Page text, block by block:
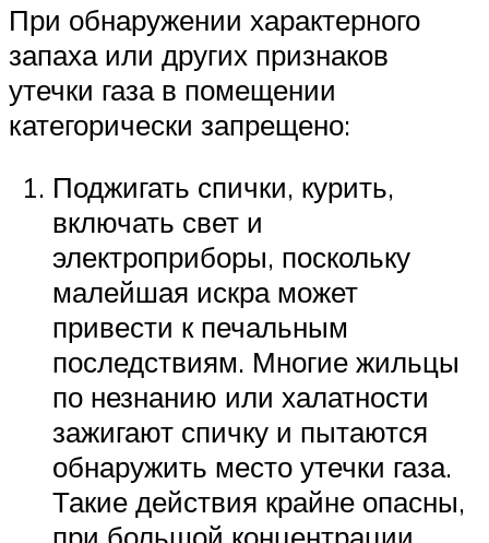
При обнаружении характерного
запаха или других признаков
утечки газа в помещении
категорически запрещено:
Поджигать спички, курить,
включать свет и
электроприборы, поскольку
малейшая искра может
привести к печальным
последствиям. Многие жильцы
по незнанию или халатности
зажигают спичку и пытаются
обнаружить место утечки газа.
Такие действия крайне опасны,